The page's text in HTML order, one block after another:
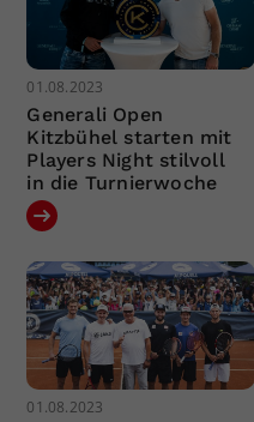
01.08.2023
Generali Open
Kitzbühel starten mit
Players Night stilvoll
in die Turnierwoche
01.08.2023